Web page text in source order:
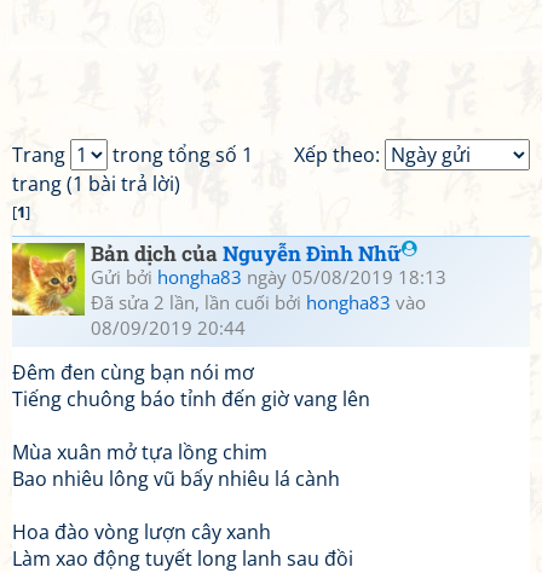
Xếp theo:
Trang
trong tổng số 1
trang (1 bài trả lời)
[1]
Bản dịch củaNguyễn Đình Nhữ
Gửi bởi hongha83 ngày 05/08/2019 18:13
Đã sửa 2 lần, lần cuối bởi hongha83 vào
08/09/2019 20:44
Đêm đen cùng bạn nói mơ
Tiếng chuông báo tỉnh đến giờ vang lên
Mùa xuân mở tựa lồng chim
Bao nhiêu lông vũ bấy nhiêu lá cành
Hoa đào vòng lượn cây xanh
Làm xao động tuyết long lanh sau đồi